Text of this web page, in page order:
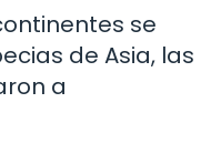
se
de Asia, las
a